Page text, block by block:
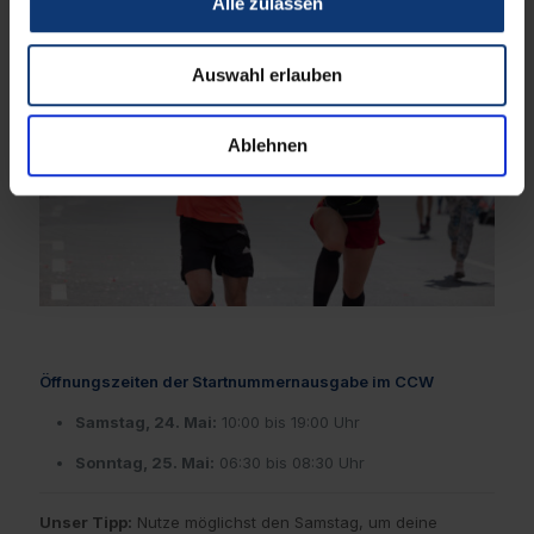
Auswahl erlauben
Ablehnen
Öffnungszeiten der Startnummernausgabe im CCW
Samstag, 24. Mai: 10:00 bis 19:00 Uhr
Sonntag, 25. Mai: 06:30 bis 08:30 Uhr
Unser Tipp: Nutze möglichst den Samstag, um deine